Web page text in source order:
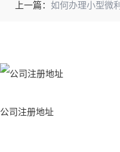
上一篇： 如何办理小型微
公司注册地址